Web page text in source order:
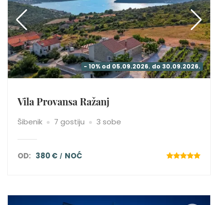
- 10% od 05.09.2026. do 30.09.2026.
Vila Provansa Ražanj
Šibenik 7 gostiju 3 sobe
OD: 380 € NOĆ